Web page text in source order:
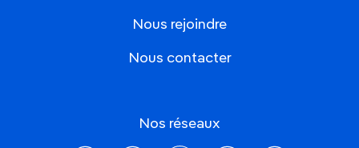
Nous rejoindre
Nous contacter
Nos réseaux